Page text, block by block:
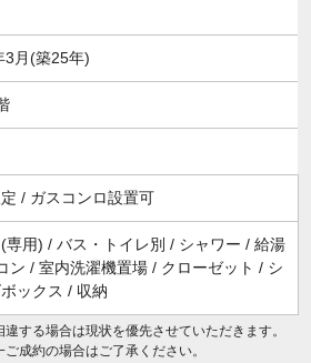
3月(築25年)
/ ガスコンロ設置可
(専用) / バス・トイレ別 / シャワー / 給湯
ン / 室内洗濯機置場 / クローゼット / シ
ックス / 収納
する場合は現状を優先させていただきます。
成約の場合はご了承ください。